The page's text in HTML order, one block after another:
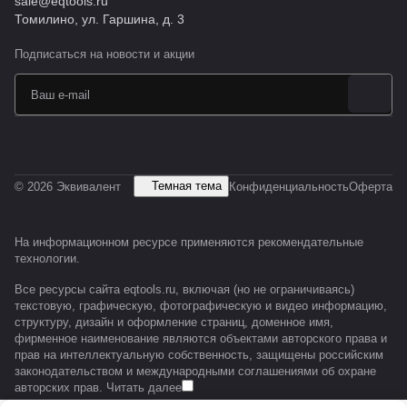
Томилино, ул. Гаршина, д. 3
Подписаться на новости и акции
© 2026 Эквивалент Темная тема КонфиденциальностьОферта
На информационном ресурсе применяются рекомендательные
технологии.
Все ресурсы сайта eqtools.ru, включая (но не ограничиваясь)
текстовую, графическую, фотографическую и видео информацию,
структуру, дизайн и оформление страниц, доменное имя,
фирменное наименование являются объектами авторского права и
прав на интеллектуальную собственность, защищены российским
законодательством и международными соглашениями об охране
авторских прав. Читать далее